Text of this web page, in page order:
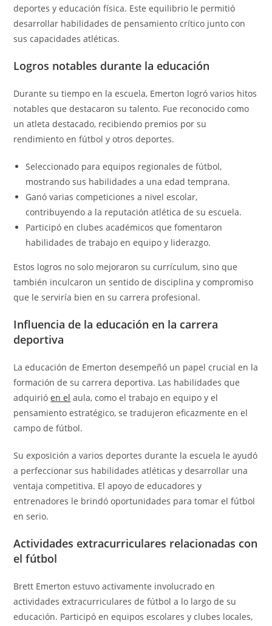
deportes y educación física. Este equilibrio le permitió
desarrollar habilidades de pensamiento crítico junto con
sus capacidades atléticas.
Logros notables durante la educación
Durante su tiempo en la escuela, Emerton logró varios hitos
notables que destacaron su talento. Fue reconocido como
un atleta destacado, recibiendo premios por su
rendimiento en fútbol y otros deportes.
Seleccionado para equipos regionales de fútbol,
mostrando sus habilidades a una edad temprana.
Ganó varias competiciones a nivel escolar,
contribuyendo a la reputación atlética de su escuela.
Participó en clubes académicos que fomentaron
habilidades de trabajo en equipo y liderazgo.
Estos logros no solo mejoraron su currículum, sino que
también inculcaron un sentido de disciplina y compromiso
que le serviría bien en su carrera profesional.
Influencia de la educación en la carrera
deportiva
La educación de Emerton desempeñó un papel crucial en la
formación de su carrera deportiva. Las habilidades que
adquirióen el aula, como el trabajo en equipo y el
pensamiento estratégico, se tradujeron eficazmente en el
campo de fútbol.
Su exposición a varios deportes durante la escuela le ayudó
a perfeccionar sus habilidades atléticas y desarrollar una
ventaja competitiva. El apoyo de educadores y
entrenadores le brindó oportunidades para tomar el fútbol
en serio.
Actividades extracurriculares relacionadas con
el fútbol
Brett Emerton estuvo activamente involucrado en
actividades extracurriculares de fútbol a lo largo de su
educación. Participó en equipos escolares y clubes locales,